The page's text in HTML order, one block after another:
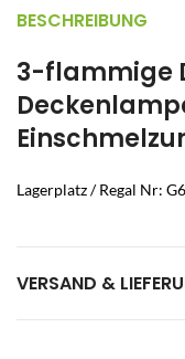
BESCHREIBUNG
3-flammige
Lagerplatz / Regal Nr:
VERSAND &